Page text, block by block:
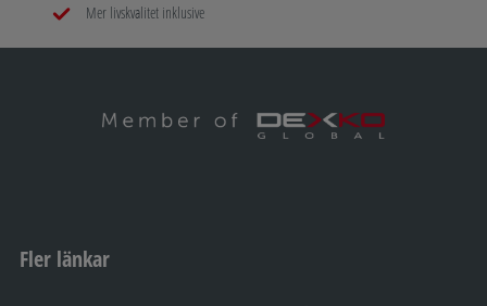
Mer livskvalitet inklusive
Fler länkar